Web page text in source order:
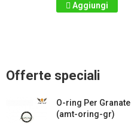
Aggiungi
Offerte speciali
O-ring Per
(amt-oring-gr)